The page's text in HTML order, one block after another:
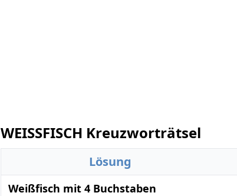
WEISSFISCH Kreuzworträtsel
Lösung
Weißfisch mit 4 Buchstaben